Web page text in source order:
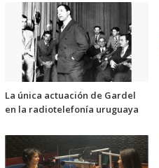
La única actuación de Gardel
en la radiotelefonía uruguaya